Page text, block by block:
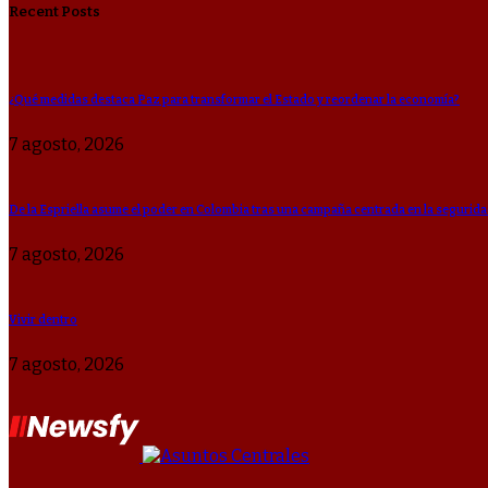
Recent Posts
¿Qué medidas destaca Paz para transformar el Estado y reordenar la economía?
7 agosto, 2026
De la Espriella asume el poder en Colombia tras una campaña centrada en la
7 agosto, 2026
Vivir dentro
7 agosto, 2026